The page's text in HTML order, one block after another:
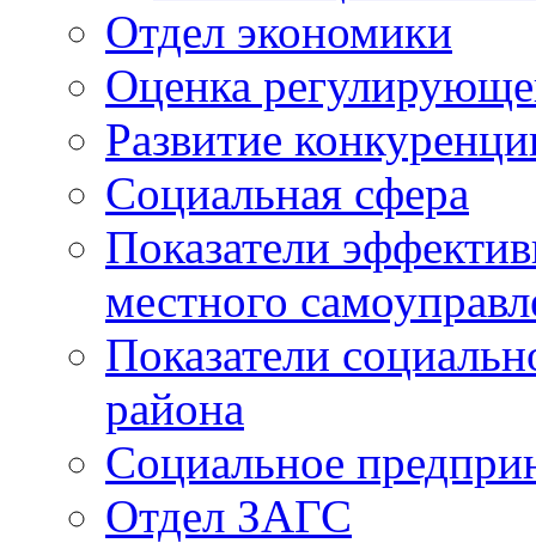
Отдел экономики
Оценка
Развитие
Социальная сфера
Показатели
местного
Показатели
района
Социальное
Отдел ЗАГС